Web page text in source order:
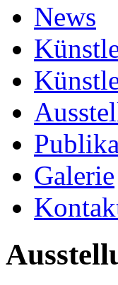
News
Galerie